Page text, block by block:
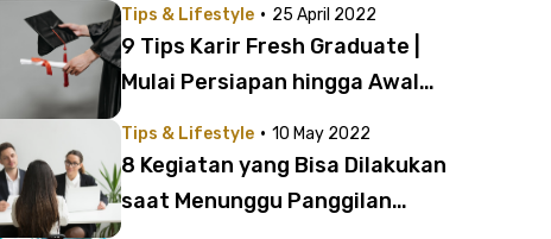
Tips & Lifestyle · 25 April 2022
9 Tips Karir Fresh Graduate |
Mulai Persiapan hingga Awal
Tips & Lifestyle · 10 May 2022
8 Kegiatan yang Bisa Dilakukan
saat Menunggu Panggilan